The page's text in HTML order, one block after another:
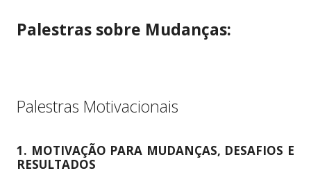
Palestras sobre Mudanças:
Palestras Motivacionais
1. MOTIVAÇÃO PARA MUDANÇAS, DESAFIOS E
RESULTADOS